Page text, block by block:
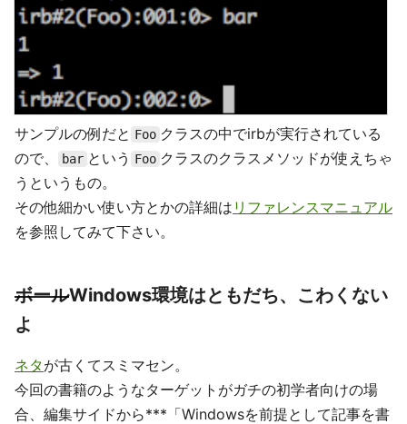
サンプルの例だと Foo クラスの中でirbが実行されている
ので、
bar という Foo クラスのクラスメソッドが使えちゃ
うというもの。
その他細かい使い方とかの詳細は リファレンスマニュアル
を参照してみて下さい。
ボールWindows環境はともだち、こわくない
よ
ネタが古くてスミマセン。
今回の書籍のようなターゲットがガチの初学者向けの場
合、編集サイドから***「Windowsを前提として記事を書